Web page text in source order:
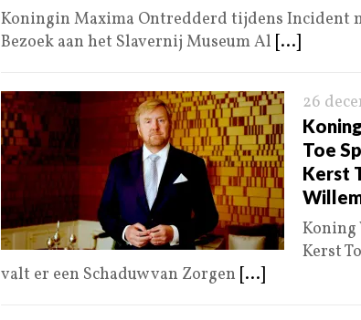
Koningin Maxima Ontredderd tijdens Incident
Bezoek aan het Slavernij Museum Al [...]
26
Toe
Kerst
Koning
Kerst
valt er een Schaduw van Zorgen [...]